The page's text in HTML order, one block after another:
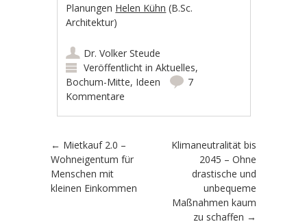
Planungen Helen Kühn (B.Sc.
Architektur)
Dr. Volker Steude
Veröffentlicht inAktuelles,
Bochum-Mitte, Ideen
7
Kommentare
Artikel-Navigation
← Mietkauf 2.0 –
Wohneigentum für
Menschen mit
kleinen Einkommen
Klimaneutralität bis
2045 – Ohne
drastische und
unbequeme
Maßnahmen kaum
zu schaffen →